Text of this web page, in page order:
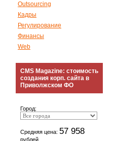
Outsourcing
Кадры
Регулирование
Финансы
Web
CMS Magazine: стоимость
создания корп. сайта в
Приволжском ФО
Город:
Средняя цена: 57 958
рублей